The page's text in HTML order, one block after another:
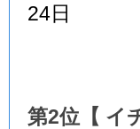
24日
第2位【 イ